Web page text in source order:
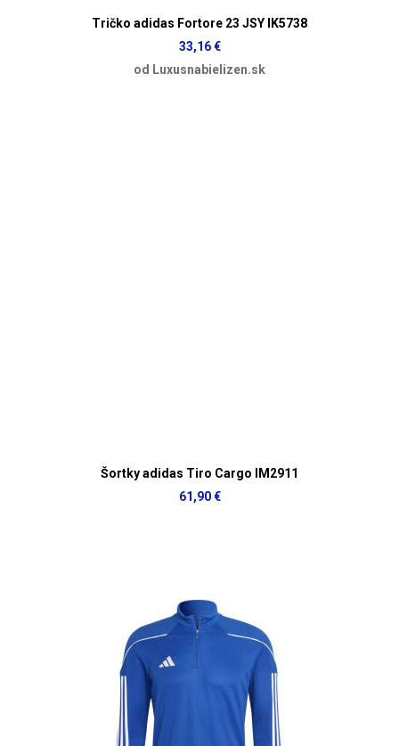
Tričko adidas Fortore 23 JSY IK5738
33,16 €
od Luxusnabielizen.sk
Šortky adidas Tiro Cargo IM2911
61,90 €